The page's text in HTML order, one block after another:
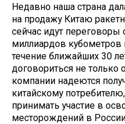
Недавно наша страна
на продажу Китаю
сейчас идут переговоры
миллиардов кубометров
течение ближайших 30
договориться не только
компании надеются
китайскому
принимать участие в
месторождений в